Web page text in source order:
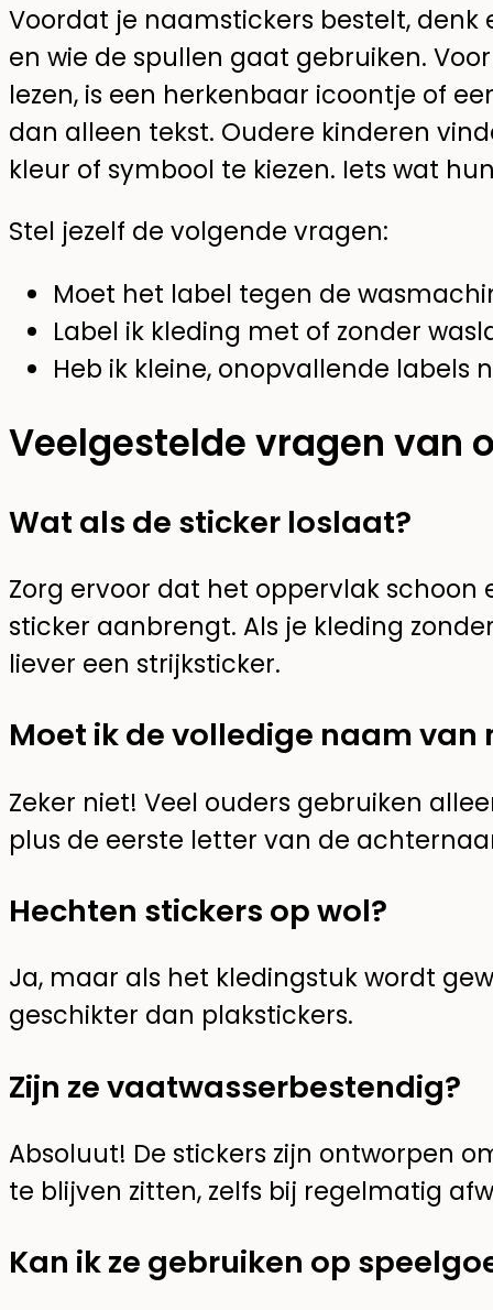
Voordat je naamstickers bestelt,
en wie de spullen gaat gebruiken.
lezen, is een herkenbaar icoontje of
dan alleen tekst. Oudere kinderen
kleur of symbool te kiezen. Iets wat
Stel jezelf de volgende vragen:
Moet het label tegen de
Label ik kleding met of zonder
Heb ik kleine, onopvallende labels
Veelgestelde vragen van
Wat als de sticker loslaat?
Zorg ervoor dat het oppervlak schoon
sticker aanbrengt. Als je kleding
liever een strijksticker.
Moet ik de volledige naam van
Zeker niet! Veel ouders gebruiken
plus de eerste letter van de
Hechten stickers op wol?
Ja, maar als het kledingstuk wordt
geschikter dan plakstickers.
Zijn ze vaatwasserbestendig?
Absoluut! De stickers zijn ontworpen
te blijven zitten, zelfs bij regelmatig
Kan ik ze gebruiken op